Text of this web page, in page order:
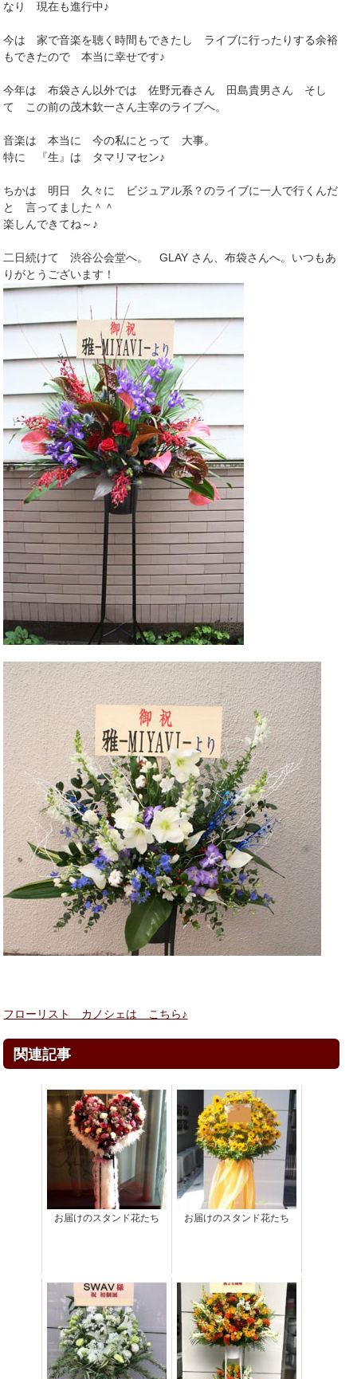
なり 現在も進行中♪
今は 家で音楽を聴く時間もできたし ライブに行ったりする余裕
もできたので 本当に幸せです♪
今年は 布袋さん以外では 佐野元春さん 田島貴男さん そし
て この前の茂木欽一さん主宰のライブへ。
音楽は 本当に 今の私にとって 大事。
特に 『生』は タマリマセン♪
ちかは 明日 久々に ビジュアル系？のライブに一人で行くんだ
と 言ってました＾＾
楽しんできてね～♪
二日続けて 渋谷公会堂へ。 GLAY さん、布袋さんへ。いつもあ
りがとうございます！
フローリスト カノシェは こちら♪
関連記事
お届けのスタンド花たち お届けのスタンド花たち